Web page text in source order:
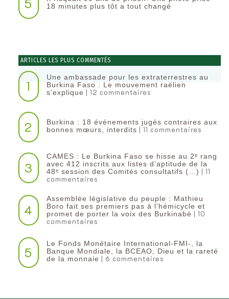
5
18 minutes plus tôt a tout changé
ARTICLES LES PLUS COMMENTÉS
1
Une ambassade pour les extraterrestres au
Burkina Faso : Le mouvement raëlien
s’explique | 12 commentaires
2
Burkina : 18 événements jugés contraires aux
bonnes mœurs, interdits | 11 commentaires
3
CAMES : Le Burkina Faso se hisse au 2ᵉ rang
avec 412 inscrits aux listes d’aptitude de la
48ᵉ session des Comités consultatifs (…) | 11
commentaires
4
Assemblée législative du peuple : Mathieu
Boro fait ses premiers pas à l’hémicycle et
promet de porter la voix des Burkinabè | 10
commentaires
5
Le Fonds Monétaire International-FMI-, la
Banque Mondiale, la BCEAO, Dieu et la rareté
de la monnaie | 6 commentaires